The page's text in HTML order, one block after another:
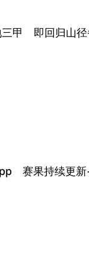
三甲 即回归山径
赛果持续更新